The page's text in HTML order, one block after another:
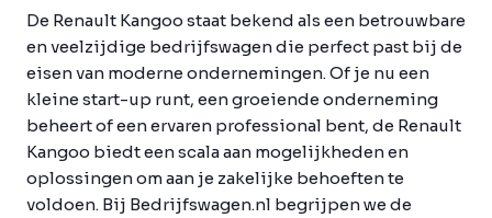
De Renault Kangoo staat bekend als een betrouwbare
en veelzijdige bedrijfswagen die perfect past bij de
eisen van moderne ondernemingen. Of je nu een
kleine start-up runt, een groeiende onderneming
beheert of een ervaren professional bent, de Renault
Kangoo biedt een scala aan mogelijkheden en
oplossingen om aan je zakelijke behoeften te
voldoen. Bij Bedrijfswagen.nl begrijpen we de